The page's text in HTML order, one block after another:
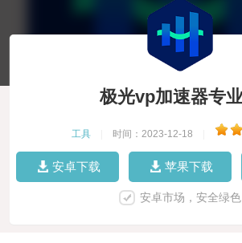
极光vp加速器专
工具 时间：2023-12-18
安卓下载 苹果下载
安卓市场，安全绿色